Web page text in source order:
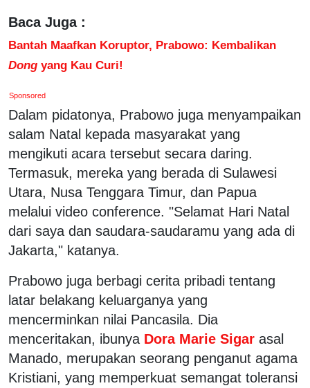
Baca Juga :
Bantah Maafkan Koruptor, Prabowo: Kembalikan
Dong yang Kau Curi!
Sponsored
Dalam pidatonya, Prabowo juga menyampaikan
salam Natal kepada masyarakat yang
mengikuti acara tersebut secara daring.
Termasuk, mereka yang berada di Sulawesi
Utara, Nusa Tenggara Timur, dan Papua
melalui video conference. "Selamat Hari Natal
dari saya dan saudara-saudaramu yang ada di
Jakarta," katanya.
Prabowo juga berbagi cerita pribadi tentang
latar belakang keluarganya yang
mencerminkan nilai Pancasila. Dia
menceritakan, ibunya Dora Marie Sigar asal
Manado, merupakan seorang penganut agama
Kristiani, yang memperkuat semangat toleransi